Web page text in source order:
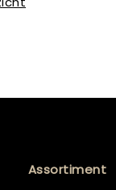
Assortiment